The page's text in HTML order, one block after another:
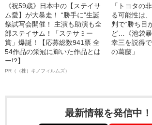
《祝59歳》日本中の【ステイサ
ム愛】が大暴走！ “勝手に”生誕
祭試写会開催！ 主演も助演も全
部ステイサム！「ステサミー
賞」爆誕！【応募総数941票 全
54作品の栄冠に輝いた作品とは
ー!?】
PR（（株）キノフィルムズ）
「トヨタの
る可能性は
判で“勝ち目
ど…《池袋
幸三を説得
の葛藤」
最新情報を発信中！